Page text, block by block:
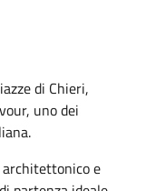
di Chieri,
uno dei
architettonico e